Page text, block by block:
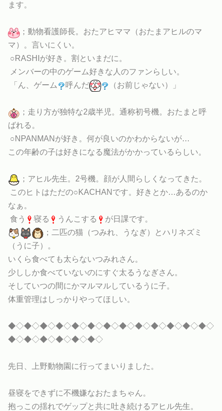
ます。
；動物看護師長。おたアヒママ（おたまアヒルのマ
マ）。言いにくい。
○RASHIが好き。割といまだに。
メンバーの中のゲーム好きな人のファンらしい。
「ん、ゲーム
呼んだ （お前じゃない）」
；走り方が独特な2歳半児。通称初号機。おたまと呼
ばれる。
○NPANMANが好き。何が良いのかわからないが…
この年齢の子は好きになる魔法がかかっているらしい。
；アヒル先生。2号機。顔が人間らしくなってきた。
このヒトはただの○KACHANです。好きとか…あるのか
なぁ。
食う
寝る うんこする
が日課です。
；二匹の猫（つみれ、うなぎ）とハリネズミ
（うに子）。
いくら食べても太らないつみれさん。
少ししか食べていないのにすぐ太るうなぎさん。
そしていつの間にかマルマルしているうに子。
体重管理はしっかりやってほしい。
◆◇◆◇◆◇◆◇◆◇◆◇◆◇◆◇◆◇◆◇◆◇◆◇◆◇
◆◇◆◇◆◇◆◇◆◇◆◇
先日、上野動物園に行ってまいりました。
昼寝をできずに不機嫌なおたまちゃん。
抱っこの揺れでゲップと共に吐き続けるアヒル先生。